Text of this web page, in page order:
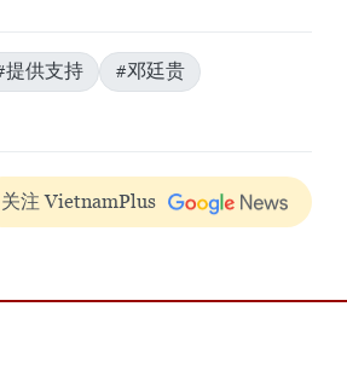
提供支持
#邓廷贵
关注 VietnamPlus